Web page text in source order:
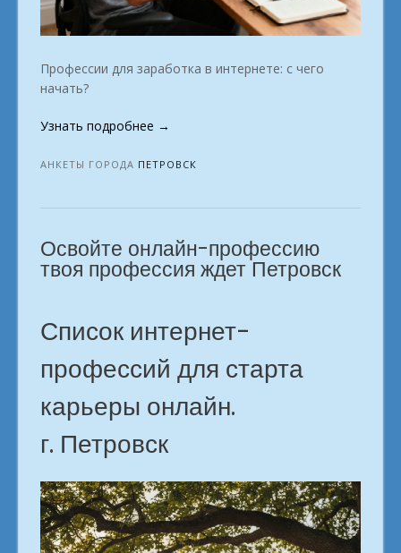
Профессии для заработка в интернете: с чего
начать?
Узнать подробнее «Профессии
в
в
Петровск»
→
АНКЕТЫ ГОРОДА ПЕТРОВСК
Освойте онлайн-профессию
твоя профессия ждет Петровск
Список интернет-
профессий для старта
карьеры онлайн.
г. Петровск